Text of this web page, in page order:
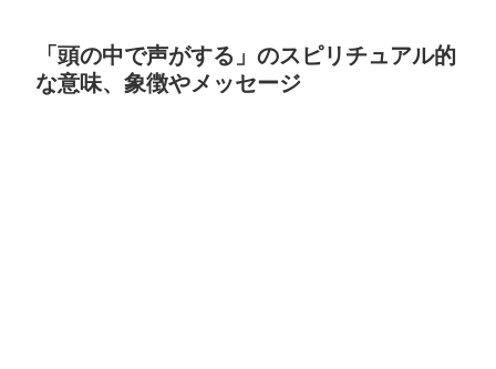
「頭の中で声がする」のスピリチュアル的
な意味、象徴やメッセージ